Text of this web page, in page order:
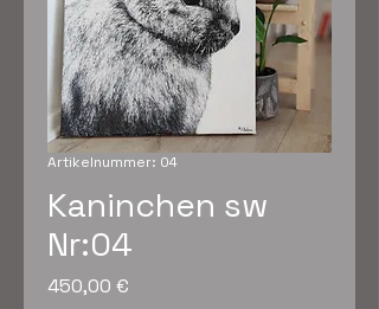
Artikelnummer: 04
Kaninchen sw
Nr:04
450,00 €